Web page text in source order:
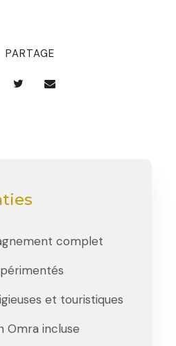
PARTAGE
complet
et touristiques
Omra incluse